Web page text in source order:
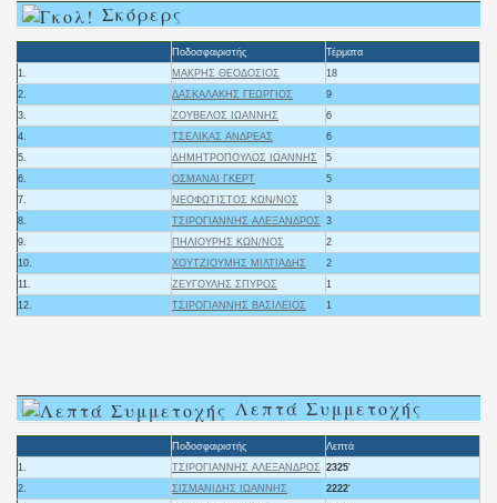
Σκόρερς
Ποδοσφαιριστής
Τέρματα
1.
ΜΑΚΡΗΣ ΘΕΟΔΟΣΙΟΣ
18
2.
ΔΑΣΚΑΛΑΚΗΣ ΓΕΩΡΓΙΟΣ
9
3.
ΖΟΥΒΕΛΟΣ ΙΩΑΝΝΗΣ
6
4.
ΤΣΕΛΙΚΑΣ ΑΝΔΡΕΑΣ
6
5.
ΔΗΜΗΤΡΟΠΟΥΛΟΣ ΙΩΑΝΝΗΣ
5
6.
ΟΣΜΑΝΑΙ ΓΚΕΡΤ
5
7.
ΝΕΟΦΩΤΙΣΤΟΣ ΚΩΝ/ΝΟΣ
3
8.
ΤΣΙΡΟΓΙΑΝΝΗΣ ΑΛΕΞΑΝΔΡΟΣ 3
9.
ΠΗΛΙΟΥΡΗΣ ΚΩΝ/ΝΟΣ
2
10.
ΧΟΥΤΖΙΟΥΜΗΣ ΜΙΛΤΙΑΔΗΣ
2
11.
ΖΕΥΓΟΥΛΗΣ ΣΠΥΡΟΣ
1
12.
ΤΣΙΡΟΓΙΑΝΝΗΣ ΒΑΣΙΛΕΙΟΣ 1
Λεπτά Συμμετοχής
Ποδοσφαιριστής
Λεπτά
1.
ΤΣΙΡΟΓΙΑΝΝΗΣ ΑΛΕΞΑΝΔΡΟΣ 2325'
2.
ΣΙΣΜΑΝΙΔΗΣ ΙΩΑΝΝΗΣ 2222'